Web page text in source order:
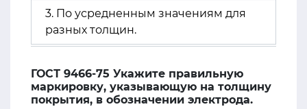
3. По усредненным значениям для
разных толщин.
ГОСТ 9466-75 Укажите правильную
маркировку, указывающую на толщину
покрытия, в обозначении электрода.